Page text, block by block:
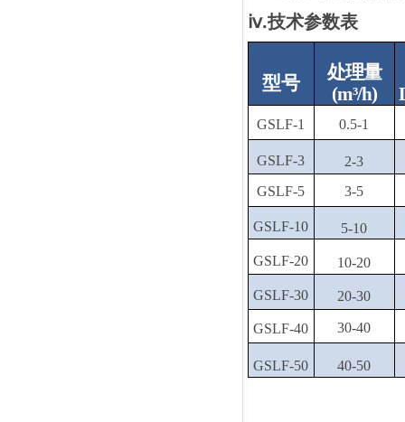
ⅳ.技术参数表
型号 处理量
(m³/h)
GSLF-1 0.5-1
GSLF-3
2-3
GSLF-5
3-5
GSLF-10 5-10
GSLF-20 10-20
GSLF-30 20-30
GSLF-40 30-40
GSLF-50 40-50